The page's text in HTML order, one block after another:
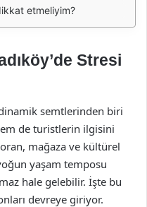
etmeliyim?
Stresi
dinamik semtlerinden biri
de turistlerin ilgisini
mağaza ve kültürel
yaşam temposu
hale gelebilir. İşte bu
devreye giriyor.